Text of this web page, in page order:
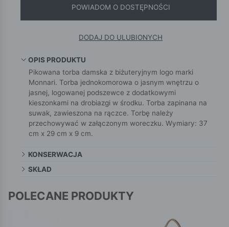
POWIADOM O DOSTĘPNOŚCI
DODAJ DO ULUBIONYCH
OPIS PRODUKTU
Pikowana torba damska z biżuteryjnym logo marki
Monnari. Torba jednokomorowa o jasnym wnętrzu o
jasnej, logowanej podszewce z dodatkowymi
kieszonkami na drobiazgi w środku. Torba zapinana na
suwak, zawieszona na rączce. Torbę należy
przechowywać w załączonym woreczku. Wymiary: 37
cm x 29 cm x 9 cm.
KONSERWACJA
SKŁAD
POLECANE PRODUKTY